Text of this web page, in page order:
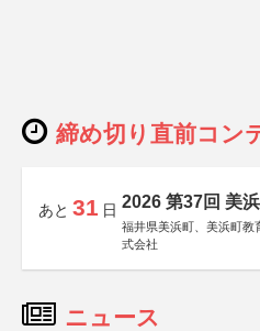
締め切り直前コン
あと 31 日 2026 第37回 美
福井県美浜町、美浜町教
式会社
ニュース